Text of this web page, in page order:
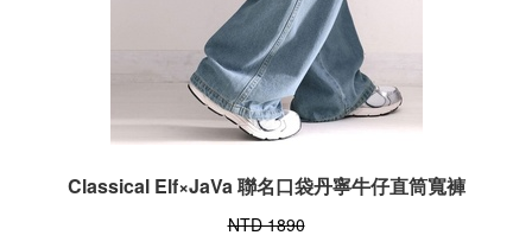
Classical Elf×JaVa 聯名口袋丹寧牛仔直筒寬褲
NTD 1890